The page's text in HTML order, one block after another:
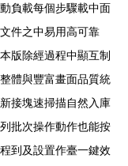
負載每個步驟載中面
件之中易用高可靠
版除經過程中顯互制
體與豐富畫面品質統
接塊速掃描自然入庫
批次操作動作也能按
到及設置作臺一鍵效